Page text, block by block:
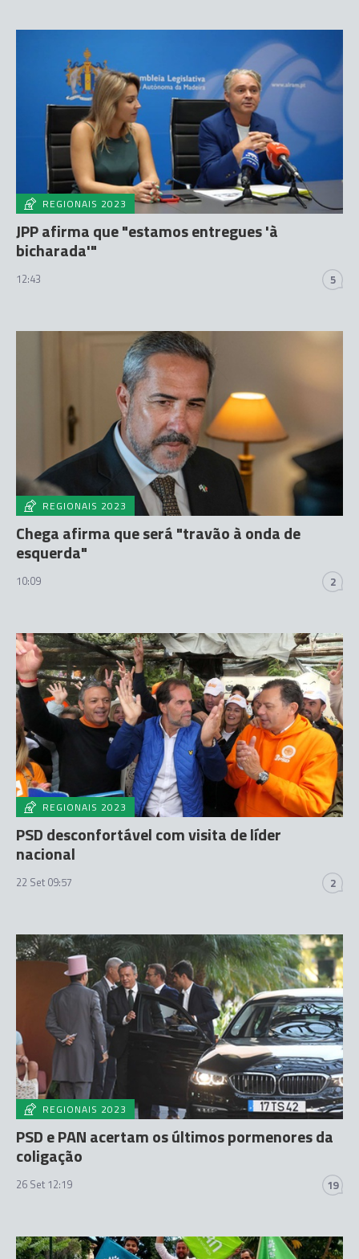
REGIONAIS 2023
JPP afirma que "estamos entregues 'à
bicharada'"
12:43 5
REGIONAIS 2023
Chega afirma que será "travão à onda de
esquerda"
10:09 2
REGIONAIS 2023
PSD desconfortável com visita de líder
nacional
22 Set 09:57 2
REGIONAIS 2023
PSD e PAN acertam os últimos pormenores da
coligação
26 Set 12:19 19